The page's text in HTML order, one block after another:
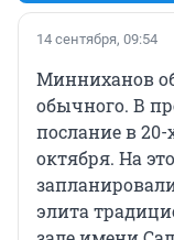
14 сентября, 09:54
Минниханов
обычного. В
послание в
октября. На
элита